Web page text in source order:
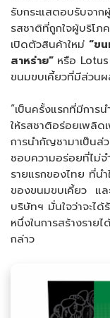
รับกระแสตอบรับจาก
รสชาติที่ถูกใจผู้บริโ
เปิดตัวสินค้าใหม่ “ข
สาหร่าย” หรือ
ขนมขบเคี้ยวที่มีส่วนผ
“เป็นครั้งแรกที่มีการ
ให้รสชาติอร่อยเพลิด
การนำกัญชามาเป็นส่
ชอบความอร่อยที่ไม่
รายแรกของไทย ที่น
ของขนมขบเคี้ยว แ
บริษัทฯ มั่นใจว่าจะไ
หนึ่งในการสร้างราย
กล่าว